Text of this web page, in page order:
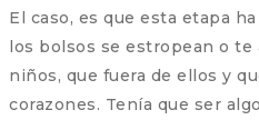
El caso, es que esta etapa
los bolsos se estropean o te
niños, que fuera de ellos y
corazones. Tenía que ser